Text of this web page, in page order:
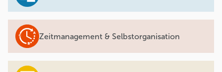
Zeitmanagement & Selbstorganisation